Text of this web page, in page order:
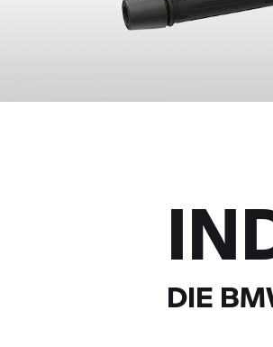
DIE